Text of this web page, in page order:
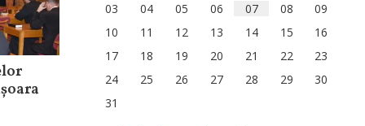
03
04 05 06 07 08
09
10
11 12 13 14 15
16
17
18 19 20 21 22
23
24
25 26 27 28 29
30
31